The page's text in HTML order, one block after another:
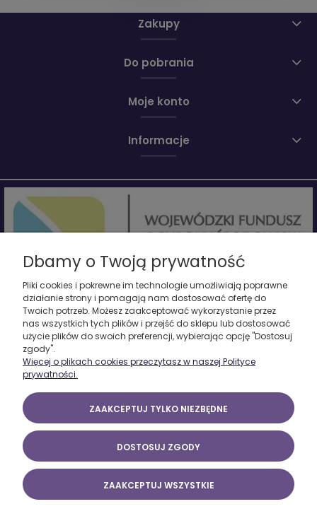
Zakupy
Do pobrania
Moje konto
Informacje
Firma zrealizowała projekt pn. "Termomodernizacja budynku
produkcyjnego - etap I - częściowa wymiana stolarki okiennej oraz
montaż odnawialnego źródła energii elektrycznej".
Całkowita wartość zadania wynosiła 133 548 PLN, dofinansowana
została ze środków Wojewódzkiego Funduszu Ochrony Środowiska i
w ramach umowy pożyczki w wys. 133 548 PLN.
www.wfosigw.lodz.pl
Marcinkowski 2025 - Z.U.P. Witold Marcinkowski, ul. Mickiewicza 6, 98-200
Sieradz
Dbamy o Twoją prywatność
Pliki cookies i pokrewne im technologie umożliwiają poprawne
działanie strony i pomagają nam dostosować ofertę do
Twoich potrzeb. Możesz zaakceptować wykorzystanie przez
nas wszystkich tych plików i przejść do sklepu lub dostosować
użycie plików do swoich preferencji, wybierając opcję "Dostosuj
zgody".
Więcej o plikach cookies przeczytasz w naszej Polityce
prywatności.
ZAAKCEPTUJ TYLKO NIEZBĘDNE
DOSTOSUJ ZGODY
ZAAKCEPTUJ WSZYSTKIE